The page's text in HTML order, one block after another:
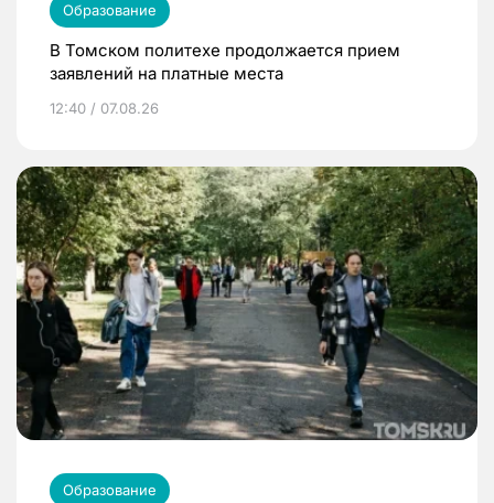
Образование
В Томском политехе продолжается прием
заявлений на платные места
12:40 / 07.08.26
Образование